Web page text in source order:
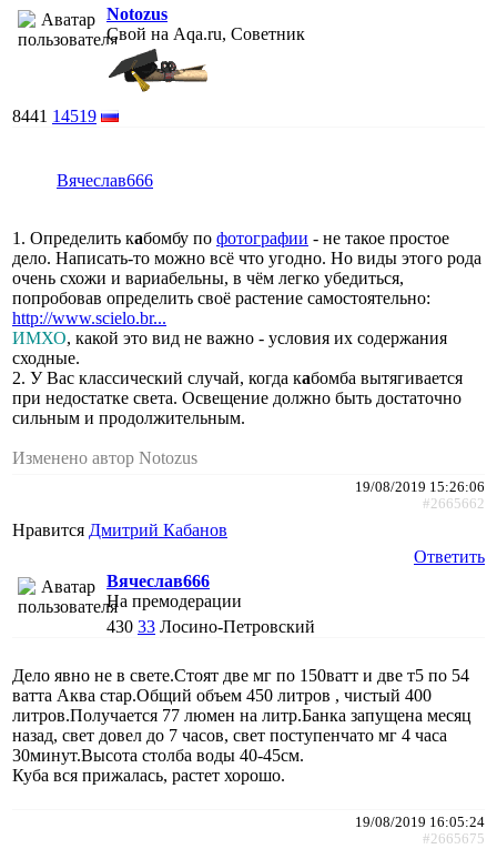
Notozus
Свой на Aqa.ru, Советник
8441 14519
Вячеслав666
1. Определить кабомбу по фотографии - не такое простое
дело. Написать-то можно всё что угодно. Но виды этого рода
очень схожи и вариабельны, в чём легко убедиться,
попробовав определить своё растение самостоятельно:
http://www.scielo.br...
ИМХО, какой это вид не важно - условия их содержания
сходные.
2. У Вас классический случай, когда кабомба вытягивается
при недостатке света. Освещение должно быть достаточно
сильным и продолжительным.
Изменено автор Notozus
19/08/2019 15:26:06
#2665662
Нравится Дмитрий Кабанов
Ответить
Вячеслав666
На премодерации
430 33 Лосино-Петровский
Дело явно не в свете.Стоят две мг по 150ватт и две т5 по 54
ватта Аква стар.Общий объем 450 литров , чистый 400
литров.Получается 77 люмен на литр.Банка запущена месяц
назад, свет довел до 7 часов, свет поступенчато мг 4 часа
30минут.Высота столба воды 40-45см.
Куба вся прижалась, растет хорошо.
19/08/2019 16:05:24
#2665675